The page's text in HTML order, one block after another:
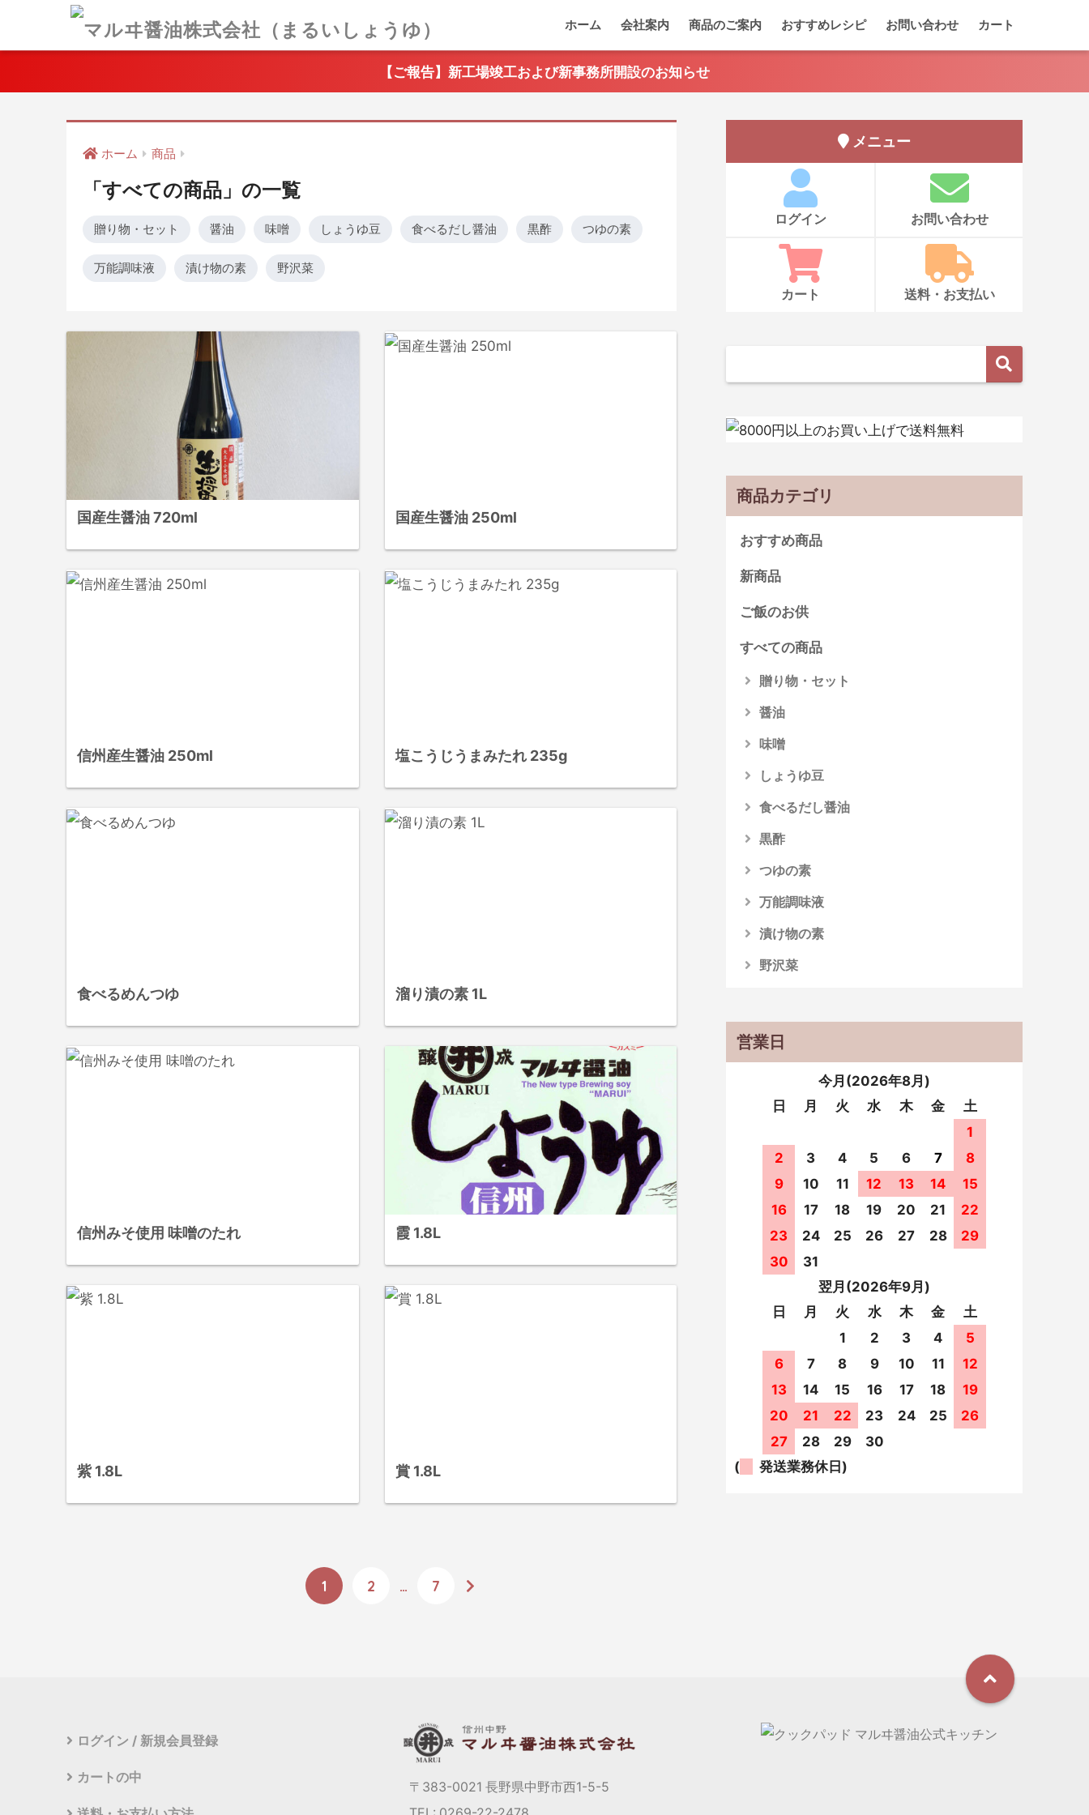
ホーム 会社案内 商品のご案内 おすすめレシピ お問い合わせ カート
【ご報告】新工場竣工および新事務所開設のお知らせ
ホーム 商品
「すべての商品」の一覧
贈り物・セット 醤油 味噌 しょうゆ豆 食べるだし醤油 黒酢 つゆの素
万能調味液 漬け物の素 野沢菜
国産生醤油 720ml 国産生醤油 250ml
信州産生醤油 250ml 塩こうじうまみたれ 235g
食べるめんつゆ 溜り漬の素 1L
信州みそ使用 味噌のたれ 霞 1.8L
紫 1.8L 賞 1.8L
1 2 … 7
メニュー
ログイン お問い合わせ
カート 送料・お支払い
商品カテゴリ
おすすめ商品
新商品
ご飯のお供
すべての商品
贈り物・セット
醤油
味噌
しょうゆ豆
食べるだし醤油
黒酢
つゆの素
万能調味液
漬け物の素
野沢菜
営業日
今月(2026年8月)
日
月 火 水 木 金
土
1
2
3 4 5 6 7
8
9
10 11 12 13 14
15
16
17 18 19 20 21
22
23
24 25 26 27 28
29
30
31
翌月(2026年9月)
日
月 火 水 木 金
土
1
2 3 4
5
6
7 8 9 10 11
12
13
14 15 16 17 18
19
20
21 22 23 24 25
26
27
28 29
30
(
発送業務休日)
ログイン / 新規会員登録
カートの中
〒383-0021 長野県中野市西1-5-5